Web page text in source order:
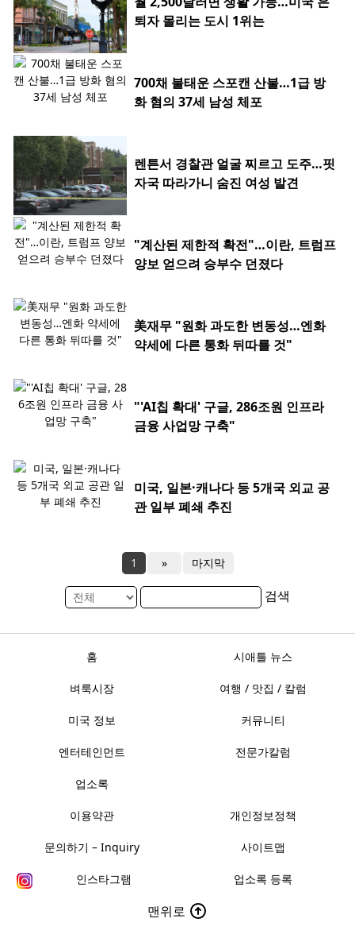
퇴자 몰리는 도시 1위는
700채 불태운 스포캔 산불…1급 방
화 혐의 37세 남성 체포
렌튼서 경찰관 얼굴 찌르고 도주…핏
자국 따라가니 숨진 여성 발견
"계산된 제한적 확전"…이란, 트럼프
양보 얻으려 승부수 던졌다
美재무 "원화 과도한 변동성…엔화
약세에 다른 통화 뒤따를 것"
"'AI칩 확대' 구글, 286조원 인프라
금융 사업망 구축"
미국, 일본·캐나다 등 5개국 외교 공
관 일부 폐쇄 추진
1 » 마지막
검색
홈 시애틀 뉴스
벼룩시장 여행 / 맛집 / 칼럼
미국 정보 커뮤니티
엔터테인먼트 전문가칼럼
업소록
이용약관 개인정보정책
문의하기 – Inquiry 사이트맵
인스타그램 업소록 등록
맨위로